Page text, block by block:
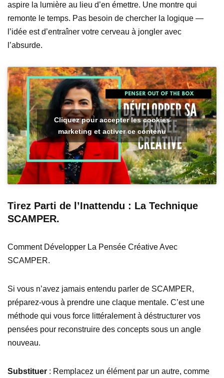
aspire la lumière au lieu d’en émettre. Une montre qui
remonte le temps. Pas besoin de chercher la logique —
l’idée est d’entraîner votre cerveau à jongler avec
l’absurde.
Cliquez pour accepter les cookies
marketing et activer ce contenu
Tirez Parti de l’Inattendu : La Technique
SCAMPER.
Comment Développer La Pensée Créative Avec
SCAMPER.
Si vous n’avez jamais entendu parler de SCAMPER,
préparez-vous à prendre une claque mentale. C’est une
méthode qui vous force littéralement à déstructurer vos
pensées pour reconstruire des concepts sous un angle
nouveau.
Substituer : Remplacez un élément par un autre, comme